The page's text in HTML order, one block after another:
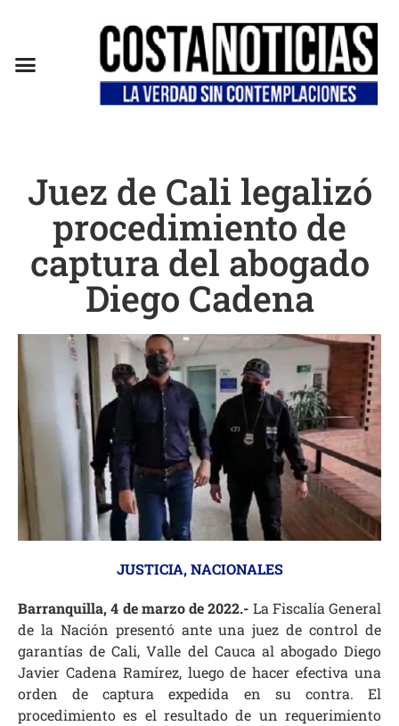
Juez de Cali legalizó
procedimiento de
captura del abogado
Diego Cadena
JUSTICIA,NACIONALES
Barranquilla, 4 de marzo de 2022.- La Fiscalía General
de la Nación presentó ante una juez de control de
garantías de Cali, Valle del Cauca al abogado Diego
Javier Cadena Ramírez, luego de hacer efectiva una
orden de captura expedida en su contra. El
procedimiento es el resultado de un requerimiento